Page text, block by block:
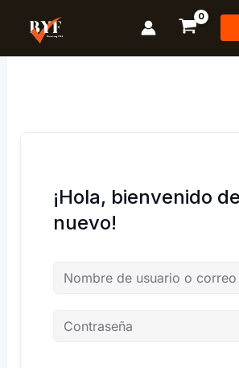
contenido
¡Hola, bienvenido de
nuevo!